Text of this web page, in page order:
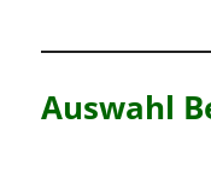
Auswahl